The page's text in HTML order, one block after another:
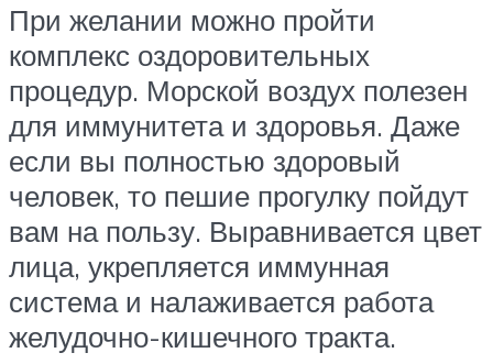
При желании можно пройти
комплекс оздоровительных
процедур. Морской воздух полезен
для иммунитета и здоровья. Даже
если вы полностью здоровый
человек, то пешие прогулку пойдут
вам на пользу. Выравнивается цвет
лица, укрепляется иммунная
система и налаживается работа
желудочно-кишечного тракта.